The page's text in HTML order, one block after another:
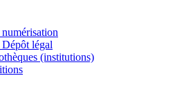
Dépôt légal
(institutions)